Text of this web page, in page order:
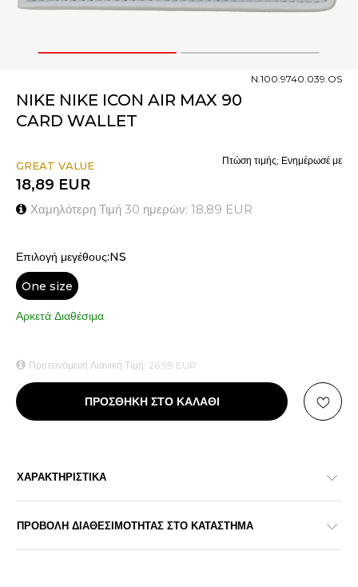
1 2
NIKE NIKE ICON AIR MAX 90
CARD WALLET
N.100.9740.039.OS
GREAT VALUE
18,89 EUR
Χαμηλότερη Τιμή 30 ημερών: 18,89 EUR
Πτώση τιμής; Ενημέρωσέ με
Επιλογή μεγέθους:NS
One size
Αρκετά Διαθέσιμα
Προτεινόμενη Λιανική Τιμή: 26,99 EUR
ΠΡΟΣΘΗΚΗ ΣΤΟ ΚΑΛΑΘΙ
ΧΑΡΑΚΤΗΡΙΣΤΙΚΑ
ΠΡΟΒΟΛΗ ΔΙΑΘΕΣΙΜΟΤΗΤΑΣ ΣΤΟ ΚΑΤΑΣΤΗΜΑ